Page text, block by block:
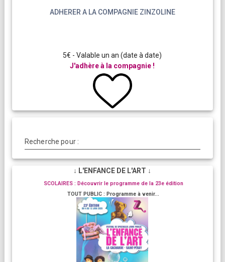
ADHERER A LA COMPAGNIE ZINZOLINE
5€ - Valable un an (date à date)
J'adhère à la compagnie !
Recherche pour :
↓ L'ENFANCE DE L'ART ↓
SCOLAIRES : Découvrir le programme de la 23e édition
TOUT PUBLIC : Programme à venir...